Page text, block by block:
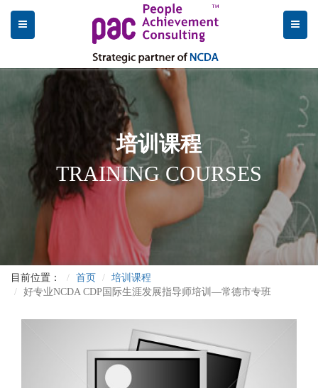
培训课程
TRAINING COURSES
目前位置： 首页
培训课程
好专业NCDA CDP国际生涯发展指导师培训—常德市专班